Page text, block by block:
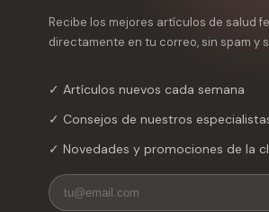
Recibe los mejores artículos de salud
directamente en tu correo, sin spam y
✓ Artículos nuevos cada semana
✓ Consejos de nuestros
✓ Novedades y promociones de la